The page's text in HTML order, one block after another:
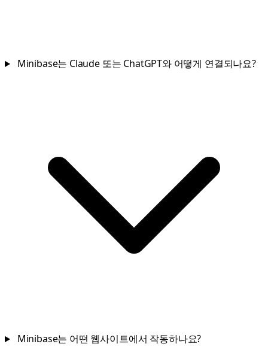
Minibase는 Claude 또는 ChatGPT와 어떻게 연결되나요?
Minibase는 어떤 웹사이트에서 작동하나요?